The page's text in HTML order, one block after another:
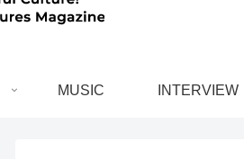
MUSIC INTERVIEW